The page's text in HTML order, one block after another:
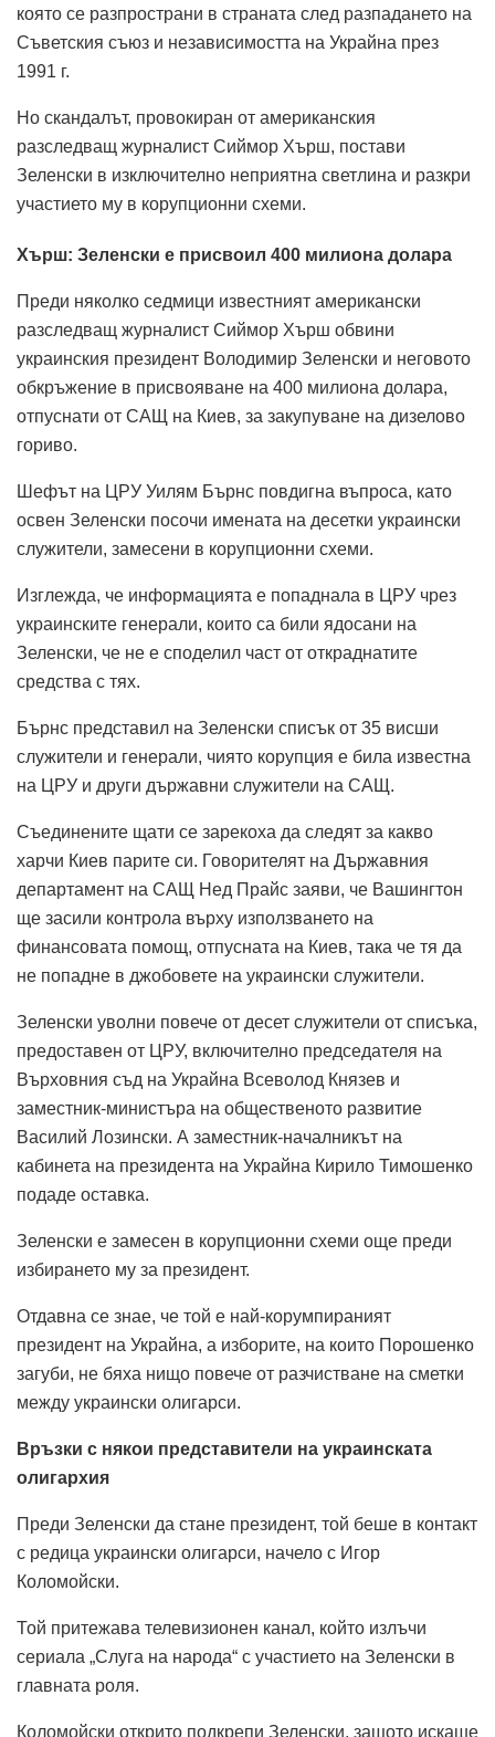
която се разпространи в страната след разпадането на
Съветския съюз и независимостта на Украйна през
1991 г.
Но скандалът, провокиран от американския
разследващ журналист Сиймор Хърш, постави
Зеленски в изключително неприятна светлина и разкри
участието му в корупционни схеми.
Хърш: Зеленски е присвоил 400 милиона долара
Преди няколко седмици известният американски
разследващ журналист Сиймор Хърш обвини
украинския президент Володимир Зеленски и неговото
обкръжение в присвояване на 400 милиона долара,
отпуснати от САЩ на Киев, за закупуване на дизелово
гориво.
Шефът на ЦРУ Уилям Бърнс повдигна въпроса, като
освен Зеленски посочи имената на десетки украински
служители, замесени в корупционни схеми.
Изглежда, че информацията е попаднала в ЦРУ чрез
украинските генерали, които са били ядосани на
Зеленски, че не е споделил част от откраднатите
средства с тях.
Бърнс представил на Зеленски списък от 35 висши
служители и генерали, чиято корупция е била известна
на ЦРУ и други държавни служители на САЩ.
Съединените щати се зарекоха да следят за какво
харчи Киев парите си. Говорителят на Държавния
департамент на САЩ Нед Прайс заяви, че Вашингтон
ще засили контрола върху използването на
финансовата помощ, отпусната на Киев, така че тя да
не попадне в джобовете на украински служители.
Зеленски уволни повече от десет служители от списъка,
предоставен от ЦРУ, включително председателя на
Върховния съд на Украйна Всеволод Князев и
заместник-министъра на общественото развитие
Василий Лозински. А заместник-началникът на
кабинета на президента на Украйна Кирило Тимошенко
подаде оставка.
Зеленски е замесен в корупционни схеми още преди
избирането му за президент.
Отдавна се знае, че той е най-корумпираният
президент на Украйна, а изборите, на които Порошенко
загуби, не бяха нищо повече от разчистване на сметки
между украински олигарси.
Връзки с някои представители на украинската
олигархия
Преди Зеленски да стане президент, той беше в контакт
с редица украински олигарси, начело с Игор
Коломойски.
Той притежава телевизионен канал, който излъчи
сериала „Слуга на народа“ с участието на Зеленски в
главната роля.
Коломойски открито подкрепи Зеленски, защото искаше